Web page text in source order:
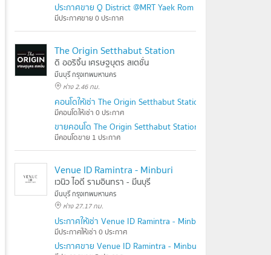
ประกาศขาย Q District @MRT Yaek Rom Klao
มีประกาศขาย 0 ประกาศ
The Origin Setthabut Station
ดิ ออริจิ้น เศรษฐบุตร สเตชั่น
มีนบุรี กรุงเทพมหานคร
ห่าง 2.46 กม.
คอนโดให้เช่า The Origin Setthabut Station
มีคอนโดให้เช่า 0 ประกาศ
ขายคอนโด The Origin Setthabut Station
มีคอนโดขาย 1 ประกาศ
Venue ID Ramintra - Minburi
เวนิว ไอดี รามอินทรา - มีนบุรี
มีนบุรี กรุงเทพมหานคร
ห่าง 27.17 กม.
ประกาศให้เช่า Venue ID Ramintra - Minburi
มีประกาศให้เช่า 0 ประกาศ
ประกาศขาย Venue ID Ramintra - Minburi